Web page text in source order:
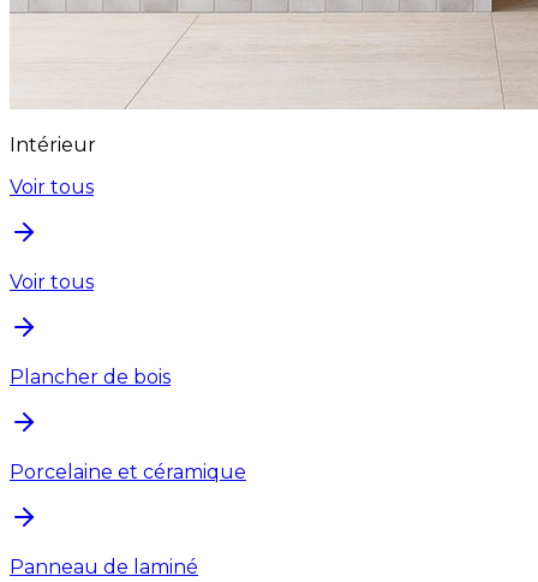
Intérieur
Voir tous
Voir tous
Plancher de bois
Porcelaine et céramique
Panneau de laminé